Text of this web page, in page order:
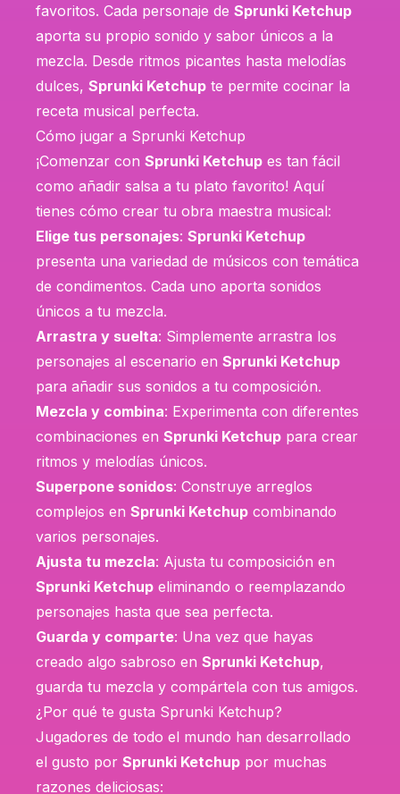
favoritos. Cada personaje de Sprunki Ketchup
aporta su propio sonido y sabor únicos a la
mezcla. Desde ritmos picantes hasta melodías
dulces, Sprunki Ketchup te permite cocinar la
receta musical perfecta.
Cómo jugar a Sprunki Ketchup
¡Comenzar con Sprunki Ketchup es tan fácil
como añadir salsa a tu plato favorito! Aquí
tienes cómo crear tu obra maestra musical:
Elige tus personajes: Sprunki Ketchup
presenta una variedad de músicos con temática
de condimentos. Cada uno aporta sonidos
únicos a tu mezcla.
Arrastra y suelta: Simplemente arrastra los
personajes al escenario en Sprunki Ketchup
para añadir sus sonidos a tu composición.
Mezcla y combina: Experimenta con diferentes
combinaciones en Sprunki Ketchup para crear
ritmos y melodías únicos.
Superpone sonidos: Construye arreglos
complejos en Sprunki Ketchup combinando
varios personajes.
Ajusta tu mezcla: Ajusta tu composición en
Sprunki Ketchup eliminando o reemplazando
personajes hasta que sea perfecta.
Guarda y comparte: Una vez que hayas
creado algo sabroso en Sprunki Ketchup,
guarda tu mezcla y compártela con tus amigos.
¿Por qué te gusta Sprunki Ketchup?
Jugadores de todo el mundo han desarrollado
el gusto por Sprunki Ketchup por muchas
razones deliciosas: